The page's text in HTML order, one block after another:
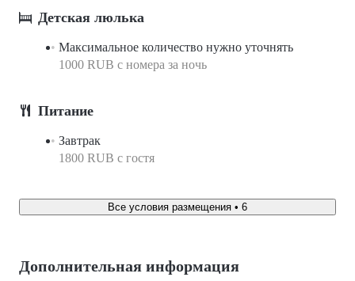
Детская люлька
Максимальное количество нужно уточнять
1000 RUB с номера за ночь
Питание
Завтрак
1800 RUB c гостя
Все условия размещения • 6
Дополнительная информация